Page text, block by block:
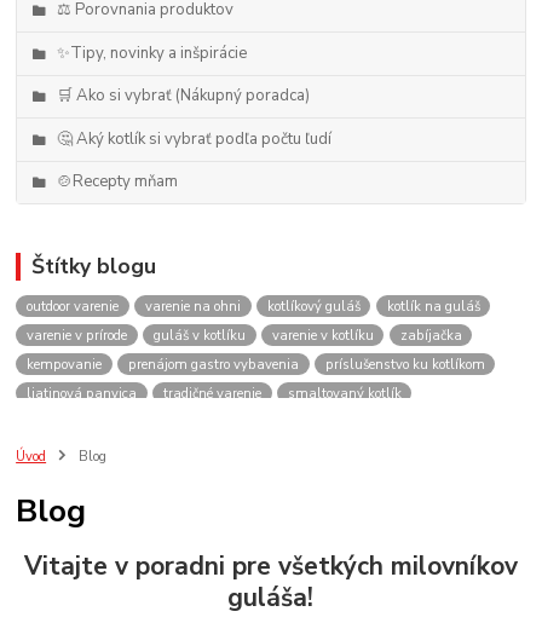
⚖️ Porovnania produktov
✨Tipy, novinky a inšpirácie
🛒 Ako si vybrať (Nákupný poradca)
🤔 Aký kotlík si vybrať podľa počtu ľudí
🍲Recepty mňam
Štítky blogu
outdoor varenie varenie na ohni kotlíkový guláš
kotlík na guláš
varenie v prírode
guláš v kotlíku varenie v kotlíku
zabíjačka
kempovanie
prenájom gastro vybavenia
príslušenstvo ku kotlíkom
liatinová panvica
tradičné varenie
smaltovaný kotlík
akcie
spoločenské akcie
rental
varenie gulášu
požičovňa hrncov nerezový hrniec 30l
oslava
výber kotlíka
Úvod Blog
Blog
Vitajte v poradni pre všetkých milovníkov
guláša!